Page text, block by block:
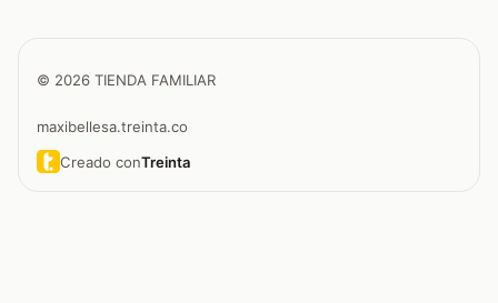
© 2026 TIENDA FAMILIAR
maxibellesa.treinta.co
Creado conTreinta